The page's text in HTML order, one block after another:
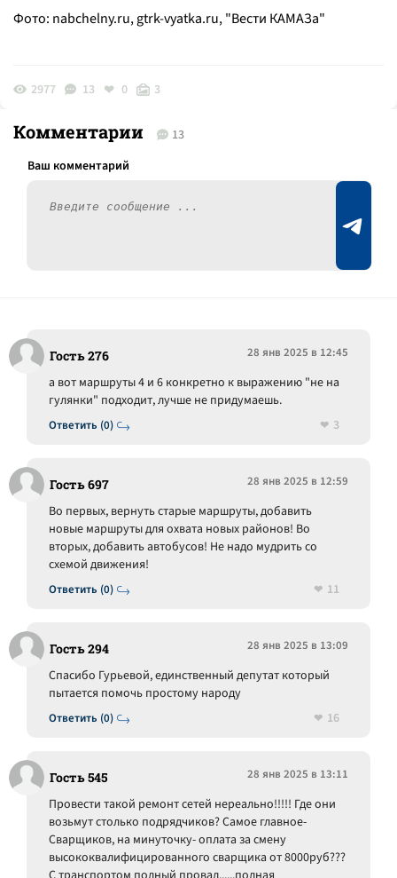
Фото: nabchelny.ru, gtrk-vyatka.ru, "Вести КАМАЗа"
2977 13 0 3
Комментарии 13
Гость 276 28 янв 2025 в 12:45
Ответить (0)
а вот маршруты 4 и 6 конкретно к выражению "не на
гулянки" подходит, лучше не придумаешь.
3
Гость 697 28 янв 2025 в 12:59
Ответить (0)
Во первых, вернуть старые маршруты, добавить
новые маршруты для охвата новых районов! Во
вторых, добавить автобусов! Не надо мудрить со
схемой движения!
11
Гость 294 28 янв 2025 в 13:09
Ответить (0)
Спасибо Гурьевой, единственный депутат который
пытается помочь простому народу
16
Гость 545 28 янв 2025 в 13:11
Провести такой ремонт сетей нереально!!!!! Где они
возьмут столько подрядчиков? Самое главное-
Сварщиков, на минуточку- оплата за смену
высококвалифицированного сварщика от 8000руб???